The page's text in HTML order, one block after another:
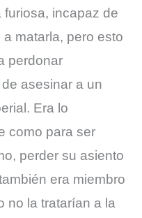
incapaz de
matarla, pero esto
perdonar
asesinar a un
Era lo
como para ser
perder su asiento
era miembro
no la tratarían a la